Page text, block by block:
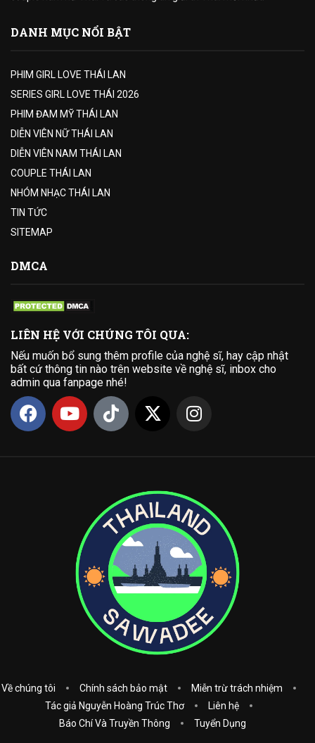
DANH MỤC NỔI BẬT
PHIM GIRL LOVE THÁI LAN
SERIES GIRL LOVE THÁI 2026
PHIM ĐAM MỸ THÁI LAN
DIỄN VIÊN NỮ THÁI LAN
DIỄN VIÊN NAM THÁI LAN
COUPLE THÁI LAN
NHÓM NHẠC THÁI LAN
TIN TỨC
SITEMAP
DMCA
LIÊN HỆ VỚI CHÚNG TÔI QUA:
Nếu muốn bổ sung thêm profile của nghệ sĩ, hay cập nhật
bất cứ thông tin nào trên website về nghệ sĩ, inbox cho
admin qua fanpage nhé!
Về chúng tôi Chính sách bảo mật
Miễn trừ trách nhiệm
Tác giả Nguyễn Hoàng Trúc Thơ
Liên hệ
Báo Chí Và Truyền Thông
Tuyển Dụng